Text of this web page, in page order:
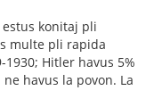
konitaj pli
multe pli rapida
Hitler havus 5%
havus la povon. La